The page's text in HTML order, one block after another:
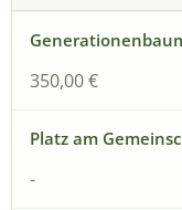
350,00 €
-